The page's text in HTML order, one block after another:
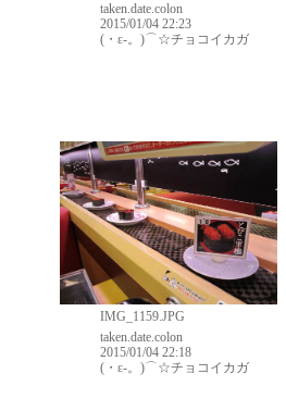
taken.date.colon
2015/01/04 22:23
(・ε-。)⌒☆チョコイカガ
IMG_1159.JPG
taken.date.colon
2015/01/04 22:18
(・ε-。)⌒☆チョコイカガ